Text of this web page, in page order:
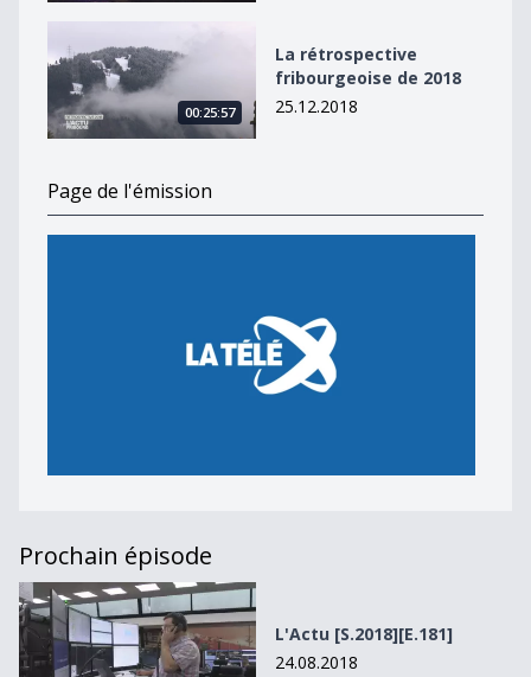
00:25:57
La rétrospective
fribourgeoise de 2018
25.12.2018
Page de l'émission
Prochain épisode
L&#039;Actu [S.2018][E.181]
L'Actu [S.2018][E.181]
24.08.2018